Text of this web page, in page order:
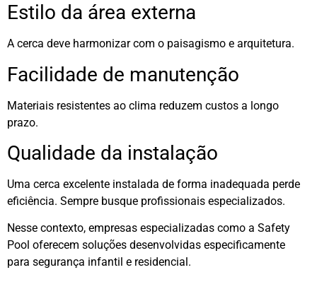
Estilo da área externa
A cerca deve harmonizar com o paisagismo e arquitetura.
Facilidade de manutenção
Materiais resistentes ao clima reduzem custos a longo
prazo.
Qualidade da instalação
Uma cerca excelente instalada de forma inadequada perde
eficiência. Sempre busque profissionais especializados.
Nesse contexto, empresas especializadas como a Safety
Pool oferecem soluções desenvolvidas especificamente
para segurança infantil e residencial.